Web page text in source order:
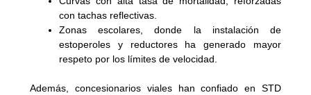
con tachas reflectivas.
Zonas escolares, donde la instalación de
estoperoles y reductores ha generado mayor
respeto por los límites de velocidad.
Además, concesionarios viales han confiado en STD